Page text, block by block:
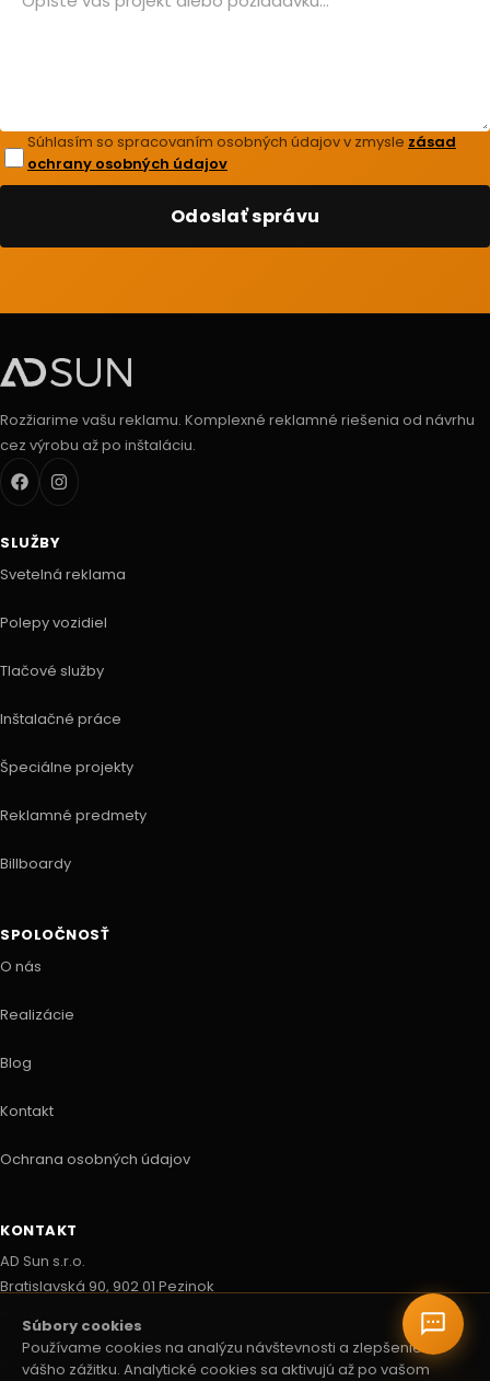
Súhlasím so spracovaním osobných údajov v zmysle zásad
ochrany osobných údajov
Odoslať správu
Rozžiarime vašu reklamu. Komplexné reklamné riešenia od návrhu
cez výrobu až po inštaláciu.
SLUŽBY
Svetelná reklama
Polepy vozidiel
Tlačové služby
Inštalačné práce
Špeciálne projekty
Reklamné predmety
Billboardy
SPOLOČNOSŤ
O nás
Realizácie
Blog
Kontakt
Ochrana osobných údajov
KONTAKT
AD Sun s.r.o.
Bratislavská 90, 902 01 Pezinok
info@adsun.sk
Súbory cookies
Používame cookies na analýzu návštevnosti a zlepšenie
vášho zážitku. Analytické cookies sa aktivujú až po vašom